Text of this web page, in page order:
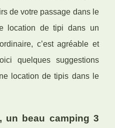
de votre passage dans le
location de tipi dans un
c’est agréable et
quelques suggestions
location de tipis dans le
un beau camping 3